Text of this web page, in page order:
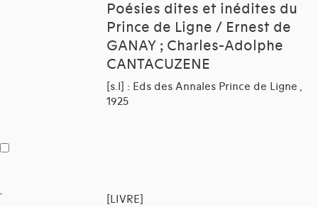
Poésies dites et inédites du
Prince de Ligne / Ernest de
GANAY ; Charles-Adolphe
CANTACUZENE
[s.l] : Eds des Annales Prince de Ligne ,
1925
[LIVRE]